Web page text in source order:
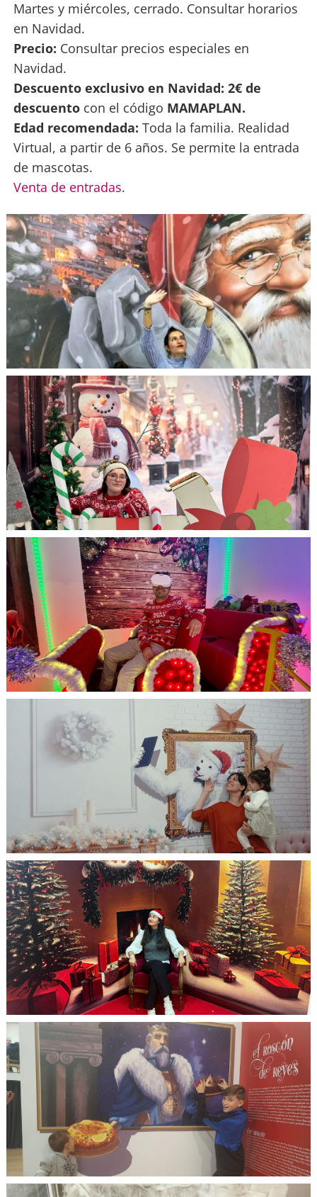
Martes y miércoles, cerrado. Consultar horarios
en Navidad.
Precio: Consultar precios especiales en
Navidad.
Descuento exclusivo en Navidad: 2€ de
descuento con el código MAMAPLAN.
Edad recomendada: Toda la familia. Realidad
Virtual, a partir de 6 años. Se permite la entrada
de mascotas.
Venta de entradas.